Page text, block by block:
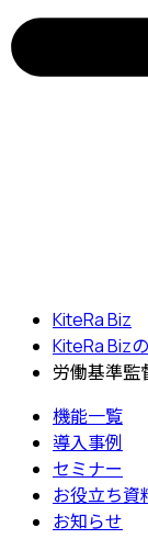
KiteRa Biz
KiteRa Biz
労働基準監
機能一覧
導入事例
セミナー
お役立ち資
お知らせ